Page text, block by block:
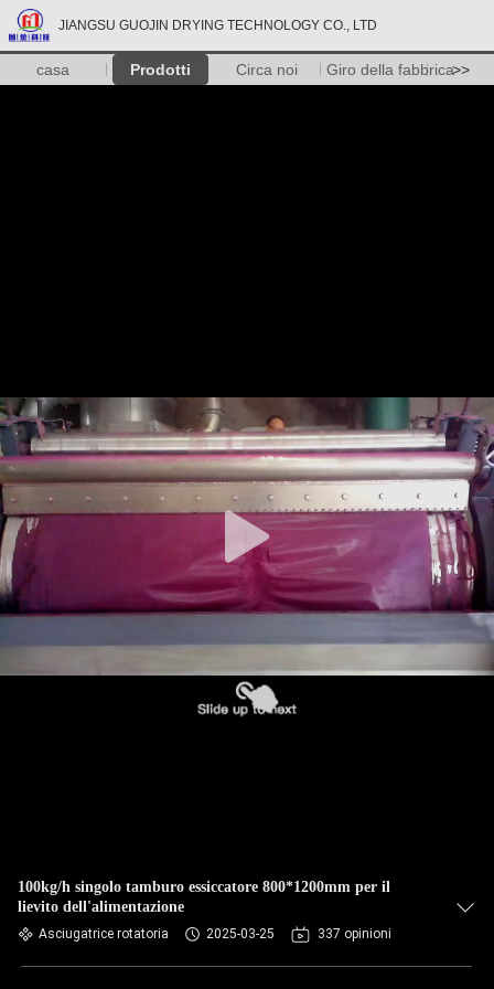
JIANGSU GUOJIN DRYING TECHNOLOGY CO., LTD
casa Prodotti Circa noi Giro della fabbrica>>
100kg/h singolo tamburo essiccatore 800*1200mm per il
lievito dell'alimentazione
Asciugatrice rotatoria 2025-03-25 337 opinioni